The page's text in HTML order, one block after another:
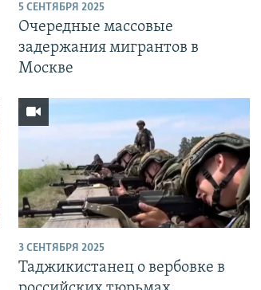
5 СЕНТЯБРЯ 2025
Очередные массовые
задержания мигрантов в
Москве
3 СЕНТЯБРЯ 2025
Таджикистанец о вербовке в